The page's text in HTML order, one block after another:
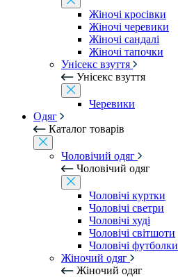
Жіночі кросівки
Жіночі черевики
Жіночі сандалі
Жіночі тапочки
Унісекс взуття
Унісекс взуття
Черевики
Одяг
Каталог товарів
Чоловічий одяг
Чоловічий одяг
Чоловічі куртки
Чоловічі светри
Чоловічі худі
Чоловічі світшоти
Чоловічі футболки
Жіночий одяг
Жіночий одяг